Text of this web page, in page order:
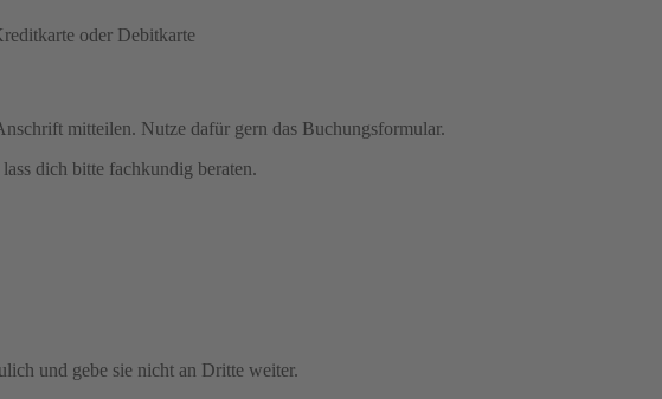
oder Debitkarte
mitteilen. Nutze dafür gern das Buchungsformular.
dich bitte fachkundig beraten.
und gebe sie nicht an Dritte weiter.